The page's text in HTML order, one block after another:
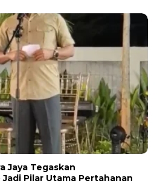
Jaya Tegaskan
Pilar Utama Pertahanan